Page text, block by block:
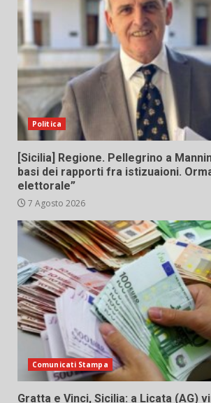
Politica
[Sicilia] Regione. Pellegrino a
basi dei rapporti fra istizuaioni.
elettorale”
7 Agosto 2026
Comunicati Stampa
Gratta e Vinci, Sicilia: a Licata (AG)